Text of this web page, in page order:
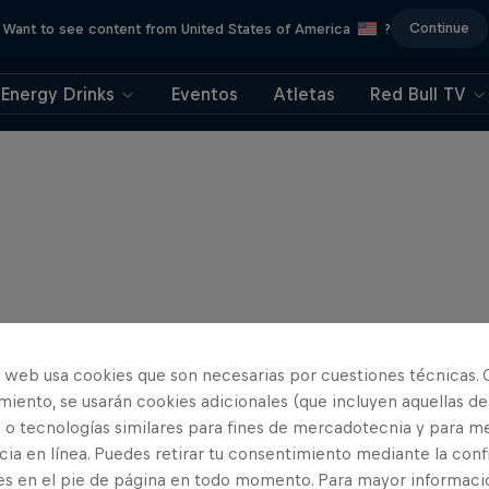
Want to see content from United States of America ? Continue
Energy Drinks Eventos Atletas Red Bull TV
web usa cookies que son necesarias por cuestiones técnicas.
se usarán cookies adicionales (que incluyen aquellas de
tecnologías similares para fines de mercadotecnia y para
en línea. Puedes retirar tu consentimiento mediante la
en el pie de página en todo momento. Para mayor